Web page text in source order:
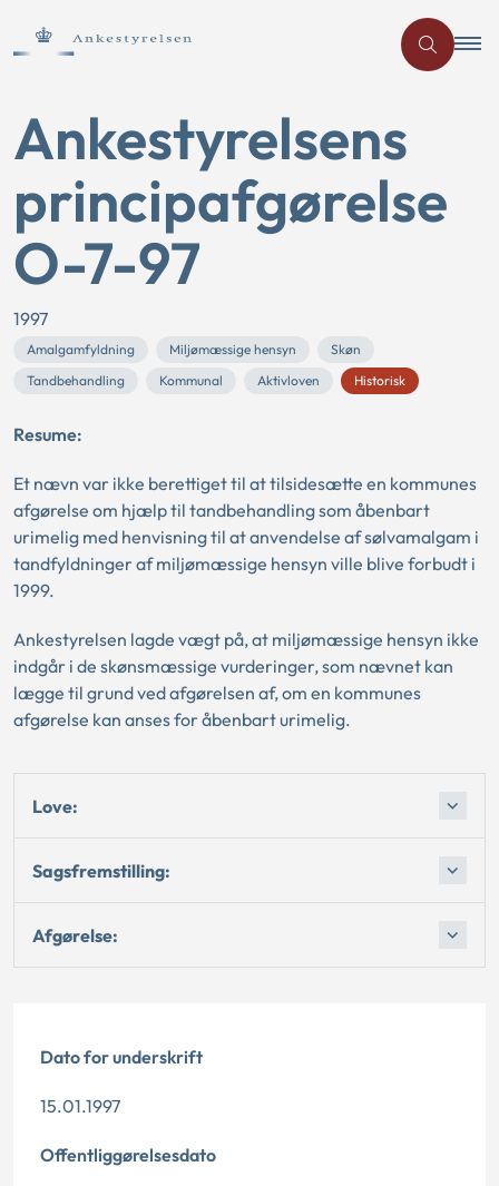
Ankestyrelsens
principafgørelse
O-7-97
1997
Amalgamfyldning Miljømæssige hensyn
Skøn
Tandbehandling
Kommunal Aktivloven Historisk
Resume:
Et nævn var ikke berettiget til at tilsidesætte en kommunes
afgørelse om hjælp til tandbehandling som åbenbart
urimelig med henvisning til at anvendelse af sølvamalgam i
tandfyldninger af miljømæssige hensyn ville blive forbudt i
1999.
Ankestyrelsen lagde vægt på, at miljømæssige hensyn ikke
indgår i de skønsmæssige vurderinger, som nævnet kan
lægge til grund ved afgørelsen af, om en kommunes
afgørelse kan anses for åbenbart urimelig.
Love:
Sagsfremstilling:
Afgørelse:
Dato for underskrift
15.01.1997
Offentliggørelsesdato